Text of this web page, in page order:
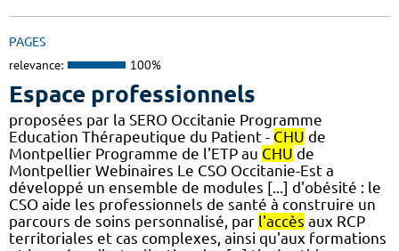
PAGES
relevance: 100%
Espace professionnels
proposées par la SERO Occitanie Programme
Education Thérapeutique du Patient - CHU de
Montpellier Programme de l'ETP au CHU de
Montpellier Webinaires Le CSO Occitanie-Est a
développé un ensemble de modules [...] d'obésité : le
CSO aide les professionnels de santé à construire un
parcours de soins personnalisé, par l'accès aux RCP
territoriales et cas complexes, ainsi qu'aux formations